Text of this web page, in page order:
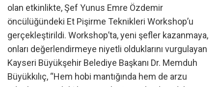
olan etkinlikte, Şef Yunus Emre Özdemir
öncülüğündeki Et Pişirme Teknikleri Workshop’u
gerçekleştirildi. Workshop’ta, yeni şefler kazanmaya,
onları değerlendirmeye niyetli olduklarını vurgulayan
Kayseri Büyükşehir Belediye Başkanı Dr. Memduh
Büyükkılıç, “Hem hobi mantığında hem de arzu